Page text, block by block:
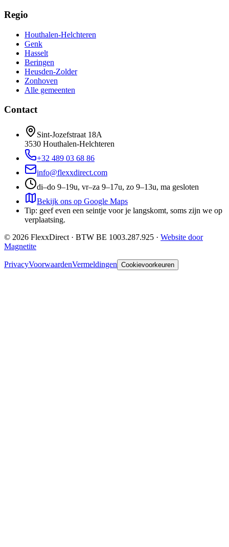
Regio
Houthalen-Helchteren
Genk
Hasselt
Beringen
Heusden-Zolder
Zonhoven
Alle gemeenten
Contact
Sint-Jozefstraat 18A
3530 Houthalen-Helchteren
+32 489 03 68 86
info@flexxdirect.com
di–do 9–19u, vr–za 9–17u, zo 9–13u, ma gesloten
Bekijk ons op Google Maps
Tip: geef even een seintje voor je langskomt, soms zijn we op
verplaatsing.
© 2026 FlexxDirect · BTW BE 1003.287.925 · Website door
Magnetite
PrivacyVoorwaardenVermeldingen Cookievoorkeuren